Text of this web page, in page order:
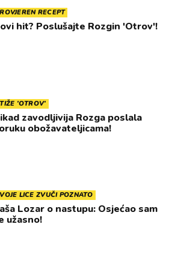
RECEPT
hit? Poslušajte Rozgin 'Otrov'!
'OTROV'
zavodljivija Rozga poslala
obožavateljicama!
LICE ZVUČI POZNATO
Lozar o nastupu: Osjećao sam
užasno!